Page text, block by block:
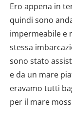
Ero appena in
quindi sono
impermeabile e
stessa
sono stato
e da un mare
eravamo tutti
per il mare